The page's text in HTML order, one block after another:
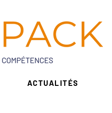
ACTUALITÉS